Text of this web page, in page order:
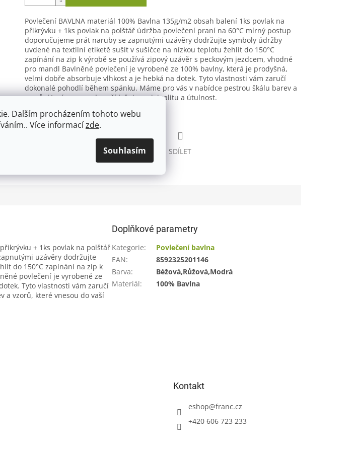
Dalším procházením tohoto webu
Více informacízde.
Souhlasím
Povlečení BAVLNA materiál 100% Bavlna 135g/m2 obsah balení 1ks povlak na
přikrývku + 1ks povlak na polštář údržba povlečení praní na 60°C mírný postup
doporučujeme prát naruby se zapnutými uzávěry dodržujte symboly údržby
uvdené na textilní etiketě sušit v sušičce na nízkou teplotu žehlit do 150°C
zapínání na zip k výrobě se používá zipový uzávěr s peckovým jezdcem, vhodné
pro mandl Bavlněné povlečení je vyrobené ze 100% bavlny, která je prodyšná,
velmi dobře absorbuje vlhkost a je hebká na dotek. Tyto vlastnosti vám zaručí
dokonalé pohodlí během spánku. Máme pro vás v nabídce pestrou škálu barev a
vzorů, které vnesou do vaší ložnice originalitu a útulnost.
ZEPTAT SE HLÍDAT SDÍLET
+ 1ks povlak na polštář
uzávěry dodržujte
do 150°C zapínání na zip k
povlečení je vyrobené ze
Tyto vlastnosti vám zaručí
a vzorů, které vnesou do vaší
Doplňkové parametry
Kategorie:
Povlečení bavlna
EAN:
8592325201146
Barva:
Béžová,Růžová,Modrá
Materiál: 100% Bavlna
Kontakt
eshop@franc.cz
+420 606 723 233